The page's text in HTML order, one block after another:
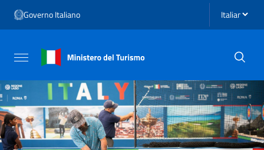
Vai al menu di navigazione
Vai al footer
Governo Italiano Seleziona
Attiva / disattiva la navigazione